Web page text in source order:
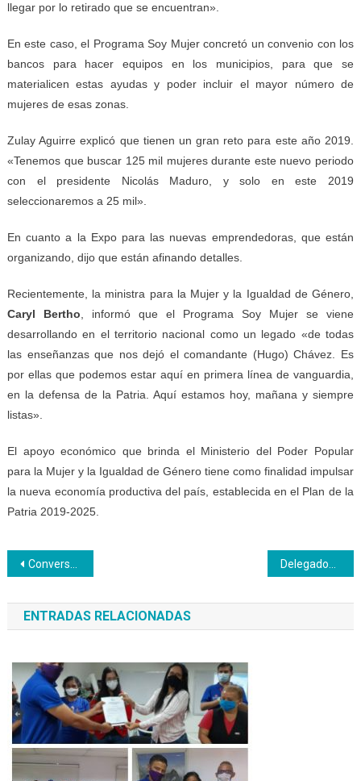
llegar por lo retirado que se encuentran».
En este caso, el Programa Soy Mujer concretó un convenio con los
bancos para hacer equipos en los municipios, para que se
materialicen estas ayudas y poder incluir el mayor número de
mujeres de esas zonas.
Zulay Aguirre explicó que tienen un gran reto para este año 2019.
«Tenemos que buscar 125 mil mujeres durante este nuevo periodo
con el presidente Nicolás Maduro, y solo en este 2019
seleccionaremos a 25 mil».
En cuanto a la Expo para las nuevas emprendedoras, que están
organizando, dijo que están afinando detalles.
Recientemente, la ministra para la Mujer y la Igualdad de Género,
Caryl Bertho , informó que el Programa Soy Mujer se viene
desarrollando en el territorio nacional como un legado «de todas
las enseñanzas que nos dejó el comandante (Hugo) Chávez. Es
por ellas que podemos estar aquí en primera línea de vanguardia,
en la defensa de la Patria. Aquí estamos hoy, mañana y siempre
listas».
El apoyo económico que brinda el Ministerio del Poder Popular
para la Mujer y la Igualdad de Género tiene como finalidad impulsar
la nueva economía productiva del país, establecida en el Plan de la
Patria 2019-2025.
Navegación
de
entradas
Conversatorio “Calma, Cordura y Nervios de Acero” en Inces Vargas
ENTRADAS RELACIONADAS